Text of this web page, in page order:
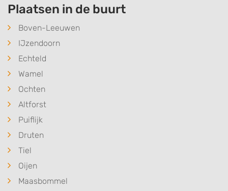
Plaatsen in de buurt
Boven-Leeuwen
IJzendoorn
Echteld
Wamel
Ochten
Altforst
Puiflijk
Druten
Tiel
Oijen
Maasbommel